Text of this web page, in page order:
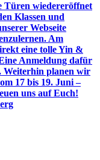
Türen wiedereröffnet
Klassen und
Webseite
Am
eine tolle Yin &
Anmeldung dafür
Weiterhin planen wir
17 bis 19. Juni –
uns auf Euch!